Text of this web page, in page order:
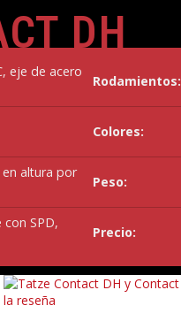
DH
eje de acero
Rodamientos:
Colores:
altura por
Peso:
SPD,
Precio: